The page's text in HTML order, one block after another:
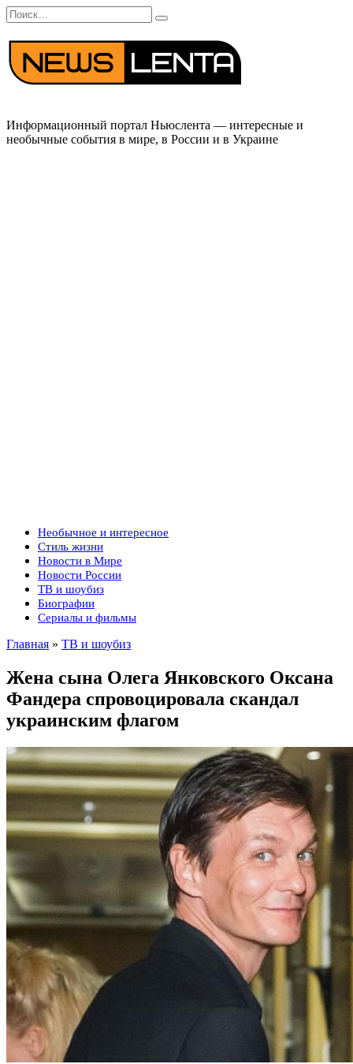
Перейти
к
содержанию
Search
for:
Информационный портал Ньюслента — интересные и
необычные события в мире, в России и в Украине
Необычное и интересное
Стиль жизни
Новости в Мире
Новости России
ТВ и шоубиз
Биографии
Сериалы и фильмы
Главная » ТВ и шоубиз
Жена сына Олега Янковского Оксана
Фандера спровоцировала скандал
украинским флагом